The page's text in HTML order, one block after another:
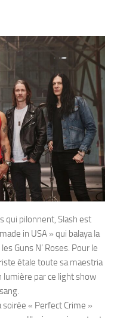
qui pilonnent, Slash est
in USA » qui balaya la
Guns N’ Roses. Pour le
étale toute sa maestria
lumière par ce light show
« Perfect Crime »